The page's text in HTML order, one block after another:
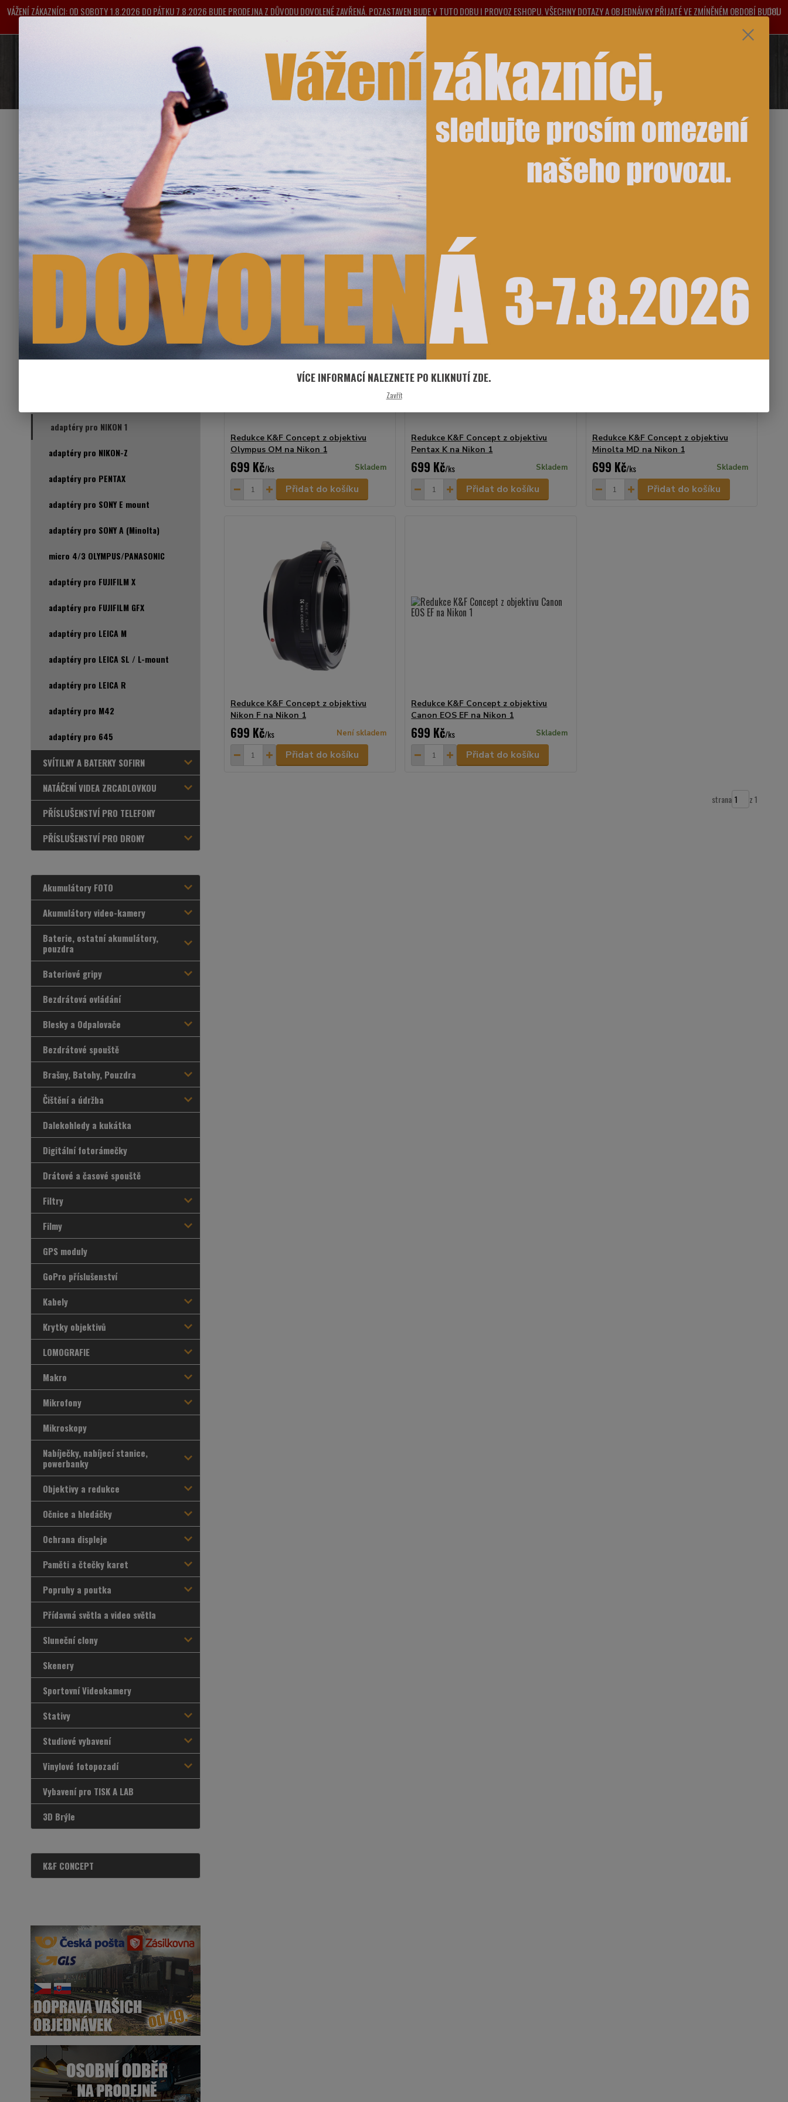
VÁŽENÍ ZÁKAZNÍCI: OD SOBOTY 1.8.2026 DO PÁTKU 7.8.2026 BUDE PRODEJNA Z DŮVODU DOVOLENÉ ZAVŘENÁ. POZASTAVEN BUDE V TUTO DOBU I PROVOZ ESHOPU. VŠECHNY DOTAZY A OBJEDNÁVKY PŘIJATÉ VE ZMÍNĚNÉM OBDOBÍ BUDOU
O NÁS POŠTOVNÉ OBCHODNÍ PODMÍNKY KONTAKTY TISK FOTOGRAFIÍ A JINÉ SLUŽBY CZK
Hledat Nevíte si rady? Zavolejte.
775 481 993
BAZAR
VÝHODNÉ SETY
VÝPRODEJ
REDUKCE PRO OBJEKTIVY
K&F CONCEPT REDUKCE PRO
adaptéry pro CANON
adaptéry pro CANON EOS-R
adaptéry pro NIKON 1
adaptéry pro NIKON-Z
adaptéry pro PENTAX
adaptéry pro SONY E mount
adaptéry pro SONY A (Minolta)
micro 4/3 OLYMPUS/PANASONIC
adaptéry pro FUJIFILM X
adaptéry pro FUJIFILM GFX
adaptéry pro LEICA M
adaptéry pro LEICA SL / L-mount
adaptéry pro LEICA R
adaptéry pro M42
adaptéry pro 645
SVÍTILNY A BATERKY SOFIRN
NATÁČENÍ VIDEA ZRCADLOVKOU
PŘÍSLUŠENSTVÍ PRO TELEFONY
PŘÍSLUŠENSTVÍ PRO DRONY
Akumulátory FOTO
Akumulátory video-kamery
Baterie, ostatní akumulátory,
pouzdra
Bateriové gripy
Bezdrátová ovládání
Blesky a Odpalovače
Bezdrátové spouště
Brašny, Batohy, Pouzdra
Čištění a údržba
Dalekohledy a kukátka
Digitální fotorámečky
Drátové a časové spouště
Filtry
Filmy
GPS moduly
GoPro příslušenství
Kabely
Krytky objektivů
LOMOGRAFIE
Makro
Mikrofony
Mikroskopy
Nabíječky, nabíjecí stanice,
powerbanky
Objektivy a redukce
Očnice a hledáčky
Ochrana displeje
Paměti a čtečky karet
Popruhy a poutka
Přídavná světla a video světla
Sluneční clony
Skenery
Sportovní Videokamery
Stativy
Studiové vybavení
Vinylové fotopozadí
Vybavení pro TISK A LAB
3D Brýle
K&F CONCEPT
adaptéry pro NIKON 1
adaptéry pro NIKON 1
Nejnovější Nejlevnější Nejdražší
Zobrazuji 1-5 z 5
Redukce K&F Concept z objektivu
Olympus OM na Nikon 1
699 Kč/ks Skladem
Přidat do košíku
Redukce K&F Concept z objektivu
Pentax K na Nikon 1
699 Kč/ks Skladem
Přidat do košíku
Redukce K&F Concept z objektivu
Minolta MD na Nikon 1
699 Kč/ks Skladem
Přidat do košíku
Redukce K&F Concept z objektivu
Nikon F na Nikon 1
699 Kč/ks Není skladem
Přidat do košíku
Redukce K&F Concept z objektivu
Canon EOS EF na Nikon 1
699 Kč/ks Skladem
Přidat do košíku
strana z 1
VÍCE INFORMACÍ NALEZNETE PO KLIKNUTÍ ZDE.
Zavřít